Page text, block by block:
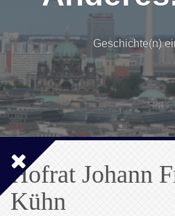
Geschichte(n)
Hofrat Johann
Kühn